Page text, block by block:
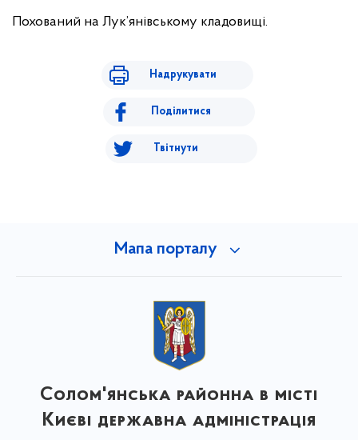
Похований на Лук’янівському кладовищі.
Надрукувати
Поділитися
Твітнути
Мапа порталу
Солом'янська районна в місті
Києві державна адміністрація